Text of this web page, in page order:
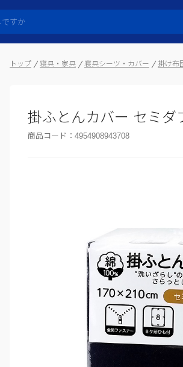
トップ 寝具・家具 寝具シーツ・カバー 掛け布
掛ふとんカバー セミダ
商品コード： 4954908943708